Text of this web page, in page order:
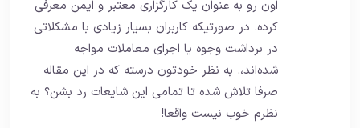
اون رو به عنوان یک کارگزاری معتبر و ایمن معرفی
کرده. در صورتیکه کاربران بسیار زیادی با مشکلاتی
در برداشت وجوه یا اجرای معاملات مواجه
شده‌اند،. به نظر خودتون درسته که در این مقاله
صرفا تلاش شده تا تمامی این شایعات رد بشن؟ به
نظرم خوب نیست واقعا!